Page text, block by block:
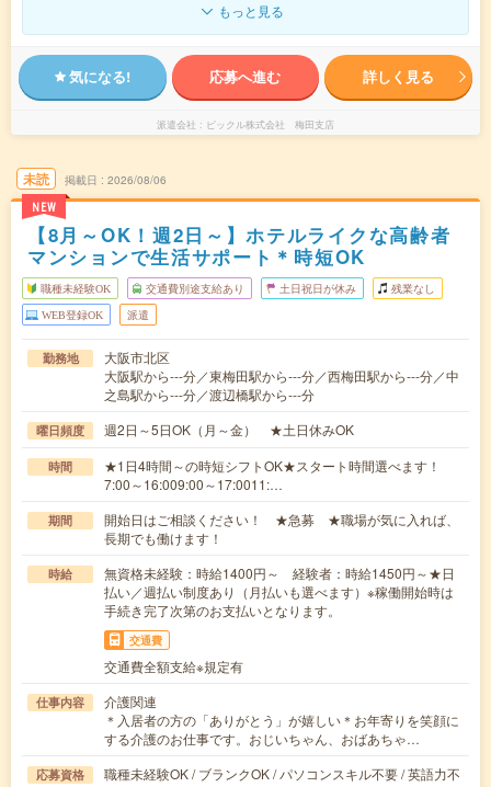
もっと見る
気になる! 応募へ進む 詳しく見る
派遣会社 ピックル株式会社 梅田支店
未読
NEW
掲載日 2026/08/06
【8月～OK！週2日～】ホテルライクな高齢者
マンションで生活サポート＊時短OK
職種未経験OK 交通費別途支給あり 土日祝日が休み 残業なし
WEB登録OK 派遣
勤務地
大阪市北区
大阪駅から---分／東梅田駅から---分／西梅田駅から---分／中
之島駅から---分／渡辺橋駅から---分
曜日頻度 週2日～5日OK（月～金） ★土日休みOK
時間
★1日4時間～の時短シフトOK★スタート時間選べます！
7:00～16:009:00～17:0011:…
期間
開始日はご相談ください！ ★急募 ★職場が気に入れば、
長期でも働けます！
時給
無資格未経験：時給1400円～ 経験者：時給1450円～★日
払い／週払い制度あり（月払いも選べます）※稼働開始時は
手続き完了次第のお支払いとなります。
交通費
交通費全額支給※規定有
仕事内容
介護関連
＊入居者の方の「ありがとう」が嬉しい＊お年寄りを笑顔に
する介護のお仕事です。おじいちゃん、おばあちゃ…
応募資格
職種未経験OK / ブランクOK / パソコンスキル不要 / 英語力不